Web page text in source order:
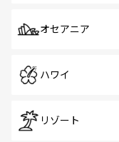
オセアニア
ハワイ
リゾート